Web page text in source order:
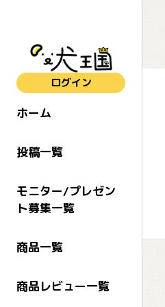
ログイン
ホーム
投稿一覧
モニター/プレゼン
ト募集一覧
商品一覧
商品レビュー一覧